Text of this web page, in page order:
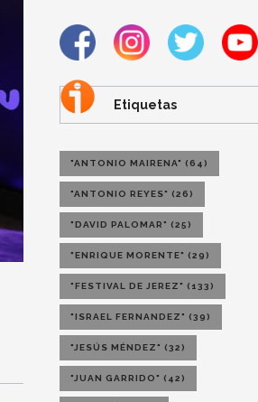
Etiquetas
"ANTONIO MAIRENA" (64)
"ANTONIO REYES" (26)
"DAVID PALOMAR" (25)
"ENRIQUE MORENTE" (29)
"FESTIVAL DE JEREZ" (133)
"ISRAEL FERNANDEZ" (39)
"JESÚS MÉNDEZ" (32)
"JUAN GARRIDO" (42)